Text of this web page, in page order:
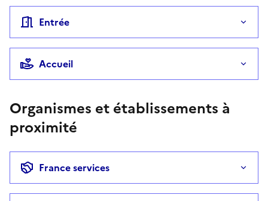
Entrée
Accueil
Organismes et établissements à
proximité
France services